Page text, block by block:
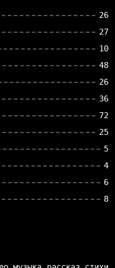
26
27
10
48
26
36
72
25
5
4
6
8